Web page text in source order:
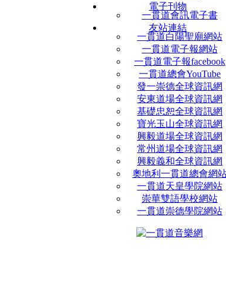
電子刊物
一貫道會訊電子書
友站連結
一貫道白陽聖廟網站
一貫道電子報網站
一貫道電子報facebook
一貫道總會YouTube
發一崇德全球資訊網
安東道場全球資訊網
基礎忠恕全球資訊網
寶光玉山全球資訊網
興毅道場全球資訊網
常州道場全球資訊網
興毅義和全球資訊網
奧地利一貫道總會網
一貫道天皇學院網站
崇華雙語學校網站
一貫道崇德學院網站